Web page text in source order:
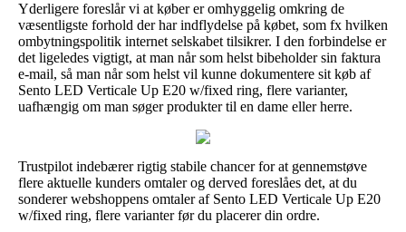
Yderligere foreslår vi at køber er omhyggelig omkring de
væsentligste forhold der har indflydelse på købet, som fx hvilken
ombytningspolitik internet selskabet tilsikrer. I den forbindelse er
det ligeledes vigtigt, at man når som helst bibeholder sin faktura
e-mail, så man når som helst vil kunne dokumentere sit køb af
Sento LED Verticale Up E20 w/fixed ring, flere varianter,
uafhængig om man søger produkter til en dame eller herre.
Trustpilot indebærer rigtig stabile chancer for at gennemstøve
flere aktuelle kunders omtaler og derved foreslåes det, at du
sonderer webshoppens omtaler af Sento LED Verticale Up E20
w/fixed ring, flere varianter før du placerer din ordre.